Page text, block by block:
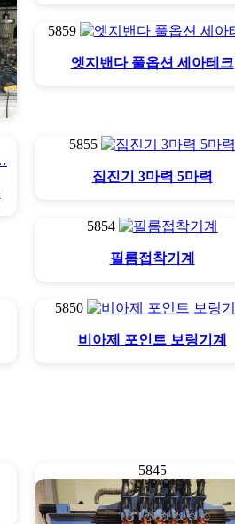
5859
엣지밴다 풀옵션 세아테크
5855
집진기 3마력 5마력
5854
필름접착기계
5850
비아제 포인트 보링기계
5845